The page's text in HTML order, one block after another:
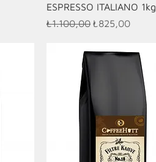
ESPRESSO ITALIANO 1kg
Normal Fiyat
₺1.100,00 İndirimli Fiyat
₺825,00